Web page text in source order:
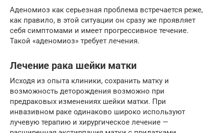
Аденомиоз как серьезная проблема встречается реже,
как правило, в этой ситуации он сразу же проявляет
себя симптомами и имеет прогрессивное течение.
Такой «аденомиоз» требует лечения.
Лечение рака шейки матки
Исходя из опыта клиники, сохранить матку и
возможность деторождения возможно при
предраковых изменениях шейки матки. При
инвазивном раке одинаково широко используют
лучевую терапию и хирургическое лечение —